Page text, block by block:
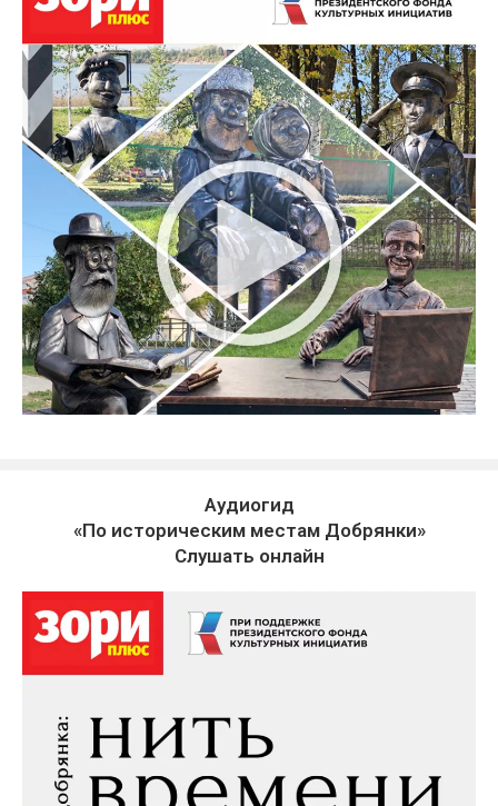
Аудиогид
«По историческим местам Добрянки»
Слушать онлайн